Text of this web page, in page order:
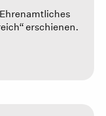
erschienen.